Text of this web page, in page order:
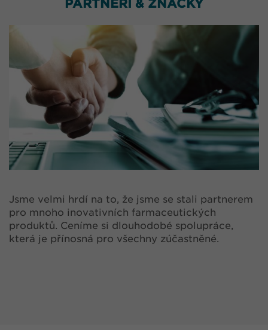
PARTNEŘI & ZNAČKY
Jsme velmi hrdí na to, že jsme se stali partnerem
pro mnoho inovativních farmaceutických
produktů. Ceníme si dlouhodobé spolupráce,
která je přínosná pro všechny zúčastněné.